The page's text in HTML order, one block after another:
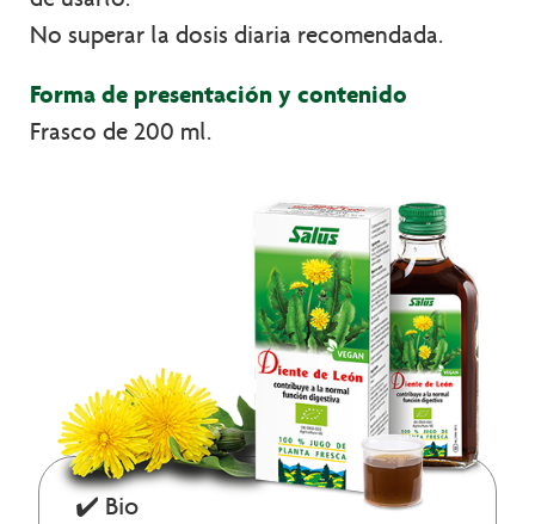
No superar la dosis diaria recomendada.
Forma de presentación y contenido
Frasco de 200 ml.
✔️ Bio